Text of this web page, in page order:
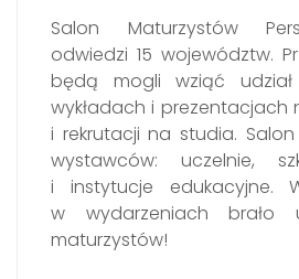
Salon Maturzystów
odwiedzi 15 województw.
będą mogli wziąć
wykładach i
i rekrutacji na studia.
wystawców: uczelnie,
i instytucje edukacyjne.
w wydarzeniach brało
maturzystów!